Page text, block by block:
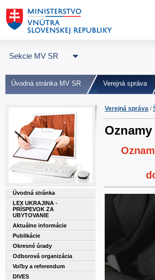
Sekcie MV SR
Úvodná stránka MV SR Verejná správa
Úvodná stránka
LEX UKRAJINA -
PRÍSPEVOK ZA
UBYTOVANIE
Aktuálne informácie
Publikácie
Okresné úrady
Odborová organizácia
Voľby a referendum
DIVES
Verejná správa /